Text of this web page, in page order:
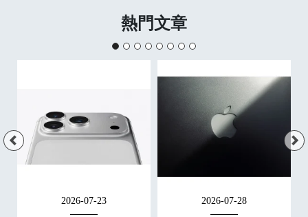
熱門文章
2026-07-23 2026-07-28